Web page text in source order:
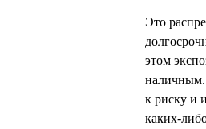
Это
этом
наличным.
к риску и
каких-